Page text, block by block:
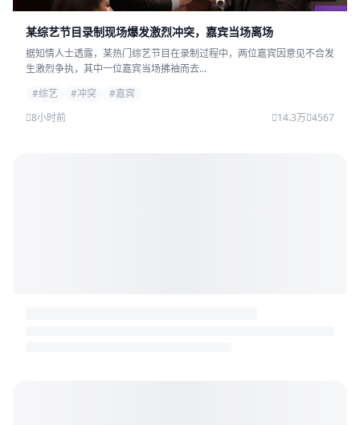
某综艺节目录制现场爆发激烈冲突，嘉宾当场离场
据知情人士透露，某热门综艺节目在录制过程中，两位嘉宾因意见不合发
生激烈争执，其中一位嘉宾当场拂袖而去...
#综艺
#冲突
#嘉宾
8小时前
14.3万 4567